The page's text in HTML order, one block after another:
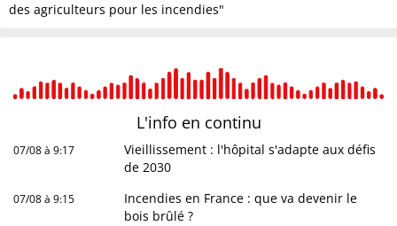
des agriculteurs pour les incendies"
L'info en continu
07/08 à 9:17
Vieillissement : l'hôpital s'adapte aux défis
de 2030
07/08 à 9:15
Incendies en France : que va devenir le
bois brûlé ?